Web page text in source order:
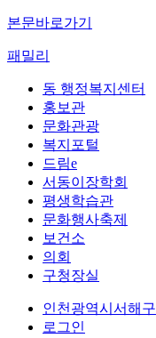
본문바로가기
패밀리
동 행정복지센터
홍보관
문화관광
복지포털
드림e
서동이장학회
평생학습관
문화행사축제
보건소
의회
구청장실
인천광역시서해구
로그인